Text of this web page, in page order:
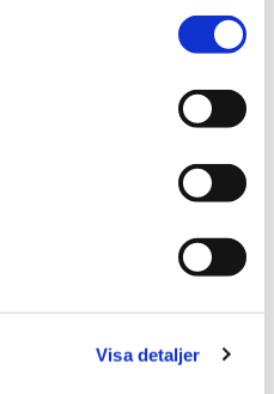
hur kakorna används och
och behandlar
Visa detaljer
På NIU får du
dina gymnasiestudier